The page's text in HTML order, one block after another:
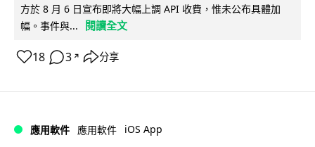
方於 8 月 6 日宣布即將大幅上調 API 收費，惟未公布具體加
幅。事件與...
閱讀全文
18 3 ↗ 分享
應用軟件 應用軟件 iOS App